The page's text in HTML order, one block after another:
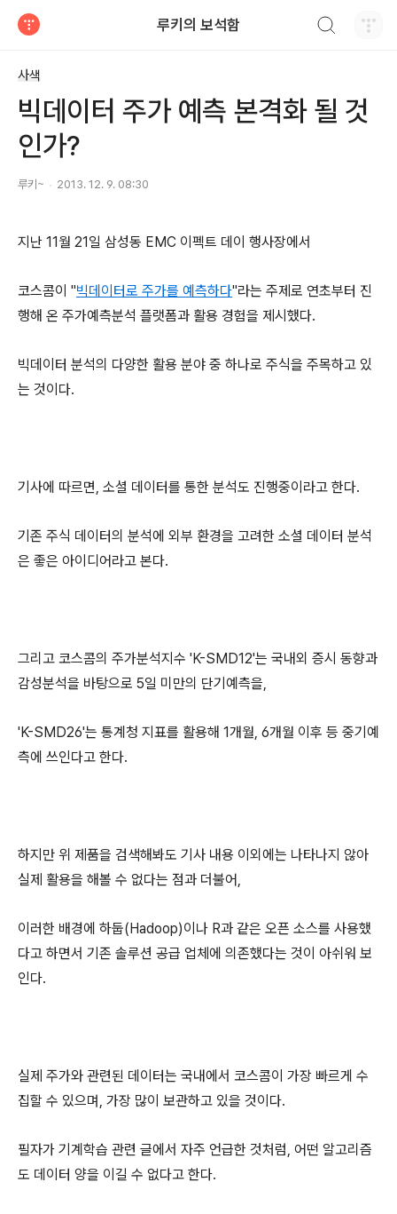
루키의 보석함
사색
빅데이터 주가 예측 본격화 될 것
인가?
루키~ 2013. 12. 9. 08:30
지난 11월 21일 삼성동 EMC 이펙트 데이 행사장에서
코스콤이 "빅데이터로 주가를 예측하다"라는 주제로 연초부터 진
행해 온 주가예측분석 플랫폼과 활용 경험을 제시했다.
빅데이터 분석의 다양한 활용 분야 중 하나로 주식을 주목하고 있
는 것이다.
기사에 따르면, 소셜 데이터를 통한 분석도 진행중이라고 한다.
기존 주식 데이터의 분석에 외부 환경을 고려한 소셜 데이터 분석
은 좋은 아이디어라고 본다.
그리고 코스콤의 주가분석지수 'K-SMD12'는 국내외 증시 동향과
감성분석을 바탕으로 5일 미만의 단기예측을,
'K-SMD26'는 통계청 지표를 활용해 1개월, 6개월 이후 등 중기예
측에 쓰인다고 한다.
하지만 위 제품을 검색해봐도 기사 내용 이외에는 나타나지 않아
실제 활용을 해볼 수 없다는 점과 더불어,
이러한 배경에 하둡(Hadoop)이나 R과 같은 오픈 소스를 사용했
다고 하면서 기존 솔루션 공급 업체에 의존했다는 것이 아쉬워 보
인다.
실제 주가와 관련된 데이터는 국내에서 코스콤이 가장 빠르게 수
집할 수 있으며, 가장 많이 보관하고 있을 것이다.
필자가 기계학습 관련 글에서 자주 언급한 것처럼, 어떤 알고리즘
도 데이터 양을 이길 수 없다고 한다.